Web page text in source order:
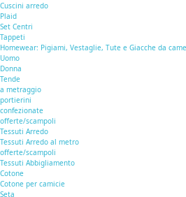
Cuscini arredo
Plaid
Set Centri
Tappeti
Homewear: Pigiami, Vestaglie, Tute e Giacche da
Uomo
Donna
Tende
a metraggio
portierini
confezionate
offerte/scampoli
Tessuti Arredo
Tessuti Arredo al metro
offerte/scampoli
Tessuti Abbigliamento
Cotone
Cotone per camicie
Seta